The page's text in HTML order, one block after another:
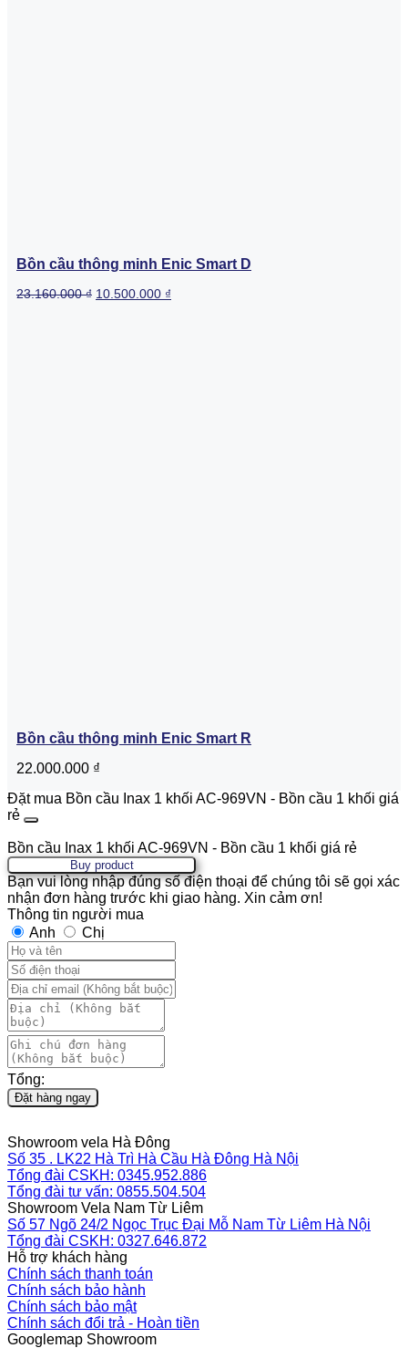
Bồn cầu thông minh Enic Smart D
23.160.000₫ Original
10.500.000 ₫
Bồn cầu thông minh Enic Smart R
22.000.000 ₫
Đặt mua Bồn cầu Inax 1 khối AC-969VN - Bồn cầu 1 khối giá
rẻ
Bồn cầu Inax 1 khối AC-969VN - Bồn cầu 1 khối giá rẻ
Buy product
Bạn vui lòng nhập đúng số điện thoại để chúng tôi sẽ gọi xác
nhận đơn hàng trước khi giao hàng. Xin cảm ơn!
Thông tin người mua
Anh
Chị
Tổng:
Đặt hàng ngay
Showroom vela Hà Đông
Số 35 . LK22 Hà Trì Hà Cầu Hà Đông Hà Nội
Tổng đài CSKH: 0345.952.886
Tổng đài tư vấn: 0855.504.504
Showroom Vela Nam Từ Liêm
Số 57 Ngõ 24/2 Ngọc Trục Đại Mỗ Nam Từ Liêm Hà Nội
Tổng đài CSKH: 0327.646.872
Hỗ trợ khách hàng
Chính sách thanh toán
Chính sách bảo hành
Chính sách bảo mật
Chính sách đổi trả - Hoàn tiền
Googlemap Showroom